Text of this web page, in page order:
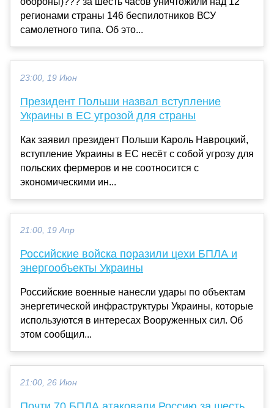
регионами страны 146 беспилотников ВСУ
самолетного типа. Об это...
23:00, 19 Июн
Президент Польши назвал вступление
Украины в ЕС угрозой для страны
Как заявил президент Польши Кароль Навроцкий,
вступление Украины в ЕС несёт с собой угрозу для
польских фермеров и не соотносится с
экономическими ин...
21:00, 19 Апр
Российские войска поразили цехи БПЛА и
энергообъекты Украины
Российские военные нанесли удары по объектам
энергетической инфраструктуры Украины, которые
используются в интересах Вооруженных сил. Об
этом сообщил...
21:00, 26 Июн